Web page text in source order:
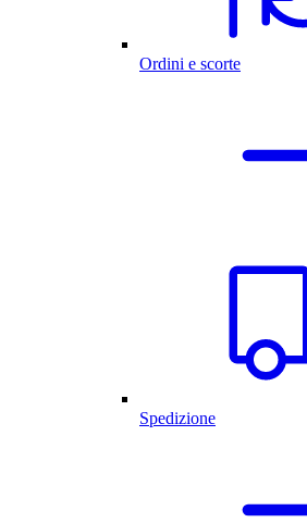
Ordini e scorte
Spedizione